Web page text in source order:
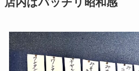
店内はバッチリ昭和感